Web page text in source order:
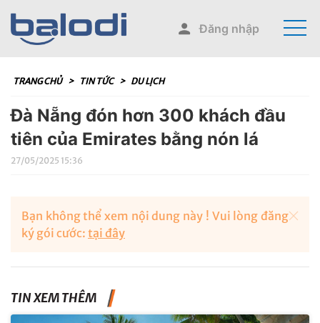
Đăng nhập
TRANG CHỦ > TIN TỨC > DU LỊCH
Đà Nẵng đón hơn 300 khách đầu
tiên của Emirates bằng nón lá
27/05/2025 15:36
Bạn không thể xem nội dung này ! Vui lòng đăng
ký gói cước: tại đây
TIN XEM THÊM